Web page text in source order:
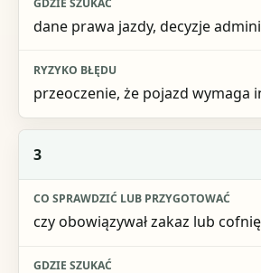
dane prawa jazdy, decyzje
przeoczenie, że pojazd wymaga
3
czy obowiązywał zakaz lub